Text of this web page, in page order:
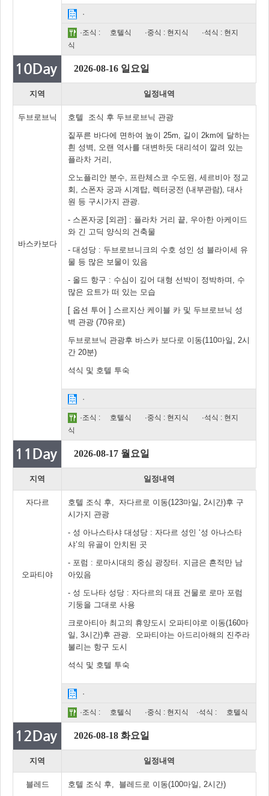
·
·조식 : 호텔식 ·중식 : 현지식
·석식 : 현지
식
2026-08-16 일요일
지역 일정내역
두브로브닉
바스카보다
호텔 조식 후 두브로브닉 관광
짙푸른 바다에 면하여 높이 25m, 길이 2km에 달하는
흰 성벽, 오랜 역사를 대변하듯 대리석이 깔려 있는
플라차 거리,
오노플리안 분수, 프란체스코 수도원, 세르비아 정교
회, 스폰자 궁과 시계탑, 렉터궁전 (내부관람), 대사
원 등 구시가지 관광.
- 스폰자궁 [외관] : 플라차 거리 끝, 우아한 아케이드
와 긴 고딕 양식의 건축물
- 대성당 : 두브로브니크의 수호 성인 성 블라이세 유
물 등 많은 보물이 있음
- 올드 항구 : 수심이 깊어 대형 선박이 정박하며, 수
많은 요트가 떠 있는 모습
[ 옵션 투어 ] 스르지산 케이블 카 및 두브로브닉 성
벽 관광 (70유로)
두브로브닉 관광후 바스카 보다로 이동(110마일, 2시
간 20분)
석식 및 호텔 투숙
·
·조식 : 호텔식 ·중식 : 현지식
·석식 : 현지
식
2026-08-17 월요일
지역 일정내역
자다르
오파티야
호텔 조식 후, 자다르로 이동(123마일, 2시간)후 구
시가지 관광
- 성 아나스타샤 대성당 : 자다르 성인 ‘성 아나스타
샤’의 유골이 안치된 곳
- 포럼 : 로마시대의 중심 광장터. 지금은 흔적만 남
아있음
- 성 도나타 성당 : 자다르의 대표 건물로 로마 포럼
기둥을 그대로 사용
크로아티아 최고의 휴양도시 오파티야로 이동(160마
일, 3시간)후 관광. 오파티야는 아드리아해의 진주라
불리는 항구 도시
석식 및 호텔 투숙
·
·조식 : 호텔식 ·중식 : 현지식 ·석식 : 호텔식
2026-08-18 화요일
지역 일정내역
블레드
호텔 조식 후, 블레드로 이동(100마일, 2시간)